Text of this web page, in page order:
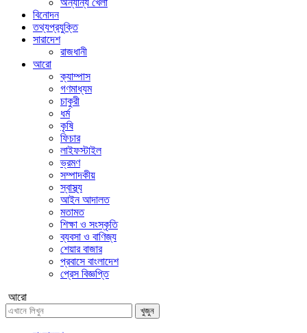
অন্যান্য খেলা
বিনোদন
তথ্যপ্রযুক্তি
সারাদেশ
রাজধানী
আরো
ক্যাম্পাস
গণমাধ্যম
চাকুরী
ধর্ম
কৃষি
ফিচার
লাইফস্টাইল
ভ্রমণ
সম্পাদকীয়
স্বাস্থ্য
আইন আদালত
মতামত
শিক্ষা ও সংস্কৃতি
ব্যবসা ও বাণিজ্য
শেয়ার বাজার
প্রবাসে বাংলাদেশ
প্রেস বিজ্ঞপ্তি
আরো
খুজুন